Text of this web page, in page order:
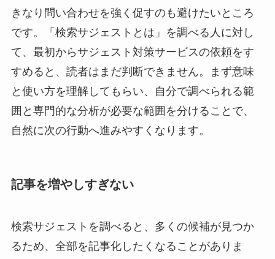
きなり問い合わせを強く促すのも避けたいところ
です。「検索サジェストとは」を調べる人に対し
て、最初からサジェスト対策サービスの依頼をす
すめると、読者はまだ判断できません。まず意味
と使い方を理解してもらい、自分で調べられる範
囲と専門的な分析が必要な範囲を分けることで、
自然に次の行動へ進みやすくなります。
記事を増やしすぎない
検索サジェストを調べると、多くの候補が見つか
るため、全部を記事化したくなることがありま